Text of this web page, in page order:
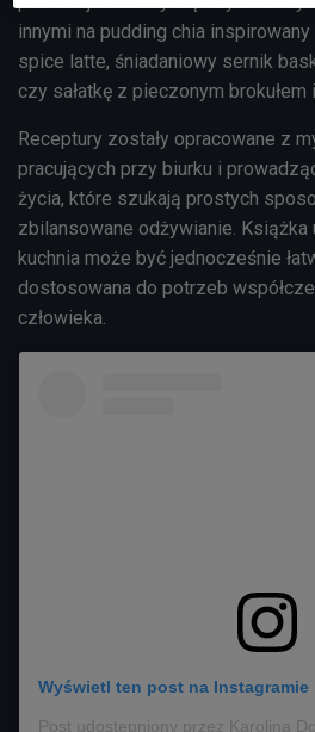
innymi na pudding chia
spice latte, śniadaniowy sernik
czy sałatkę z pieczonym
Receptury zostały opracowane z
pracujących przy biurku i
życia, które szukają prostych
zbilansowane odżywianie. Książka
kuchnia może być jednocześnie
dostosowana do potrzeb
człowieka.
Wyświetl ten post na Instagramie